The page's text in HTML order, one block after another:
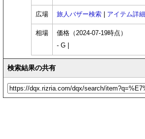
広場 旅人バザー検索 アイテム詳細
相場
価格（2024-07-19時点）
- G |
検索結果の共有